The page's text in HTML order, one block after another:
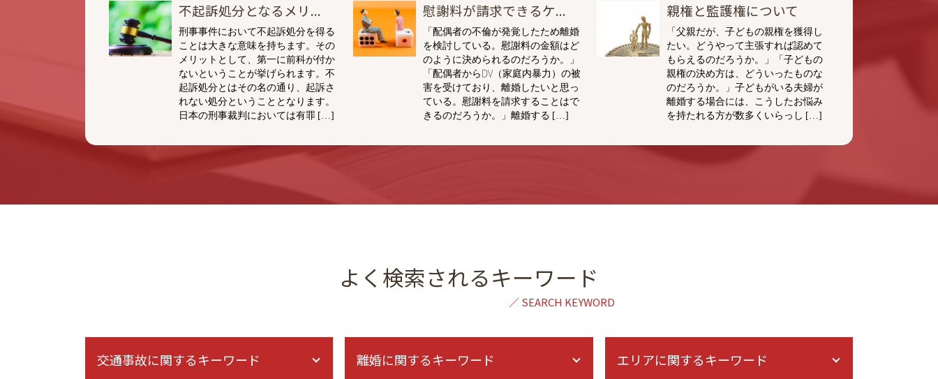
不起訴処分となるメリ...
刑事事件において不起訴処分を得る
ことは大きな意味を持ちます。その
メリットとして、第一に前科が付か
ないということが挙げられます。不
起訴処分とはその名の通り、起訴さ
れない処分ということとなります。
日本の刑事裁判においては有罪 […]
慰謝料が請求できるケ...
「配偶者の不倫が発覚したため離婚
を検討している。慰謝料の金額はど
のように決められるのだろうか。」
「配偶者からDV（家庭内暴力）の被
害を受けており、離婚したいと思っ
ている。慰謝料を請求することはで
きるのだろうか。」離婚する […]
親権と監護権について
「父親だが、子どもの親権を獲得し
たい。どうやって主張すれば認めて
もらえるのだろうか。」「子どもの
親権の決め方は、どういったものな
のだろうか。」子どもがいる夫婦が
離婚する場合には、こうしたお悩み
を持たれる方が数多くいらっし […]
よく検索されるキーワード
交通事故に関するキーワード 離婚に関するキーワード エリアに関するキーワード